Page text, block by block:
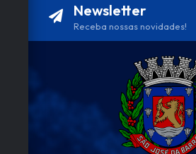
Newsletter
Receba nossas novidades!